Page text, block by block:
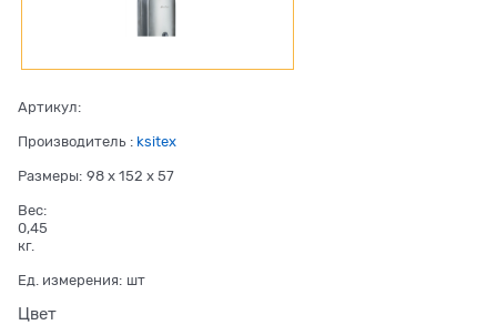
Артикул:
Производитель : ksitex
Размеры: 98 x 152 x 57
Вес:
0,45
кг.
Ед. измерения: шт
Цвет